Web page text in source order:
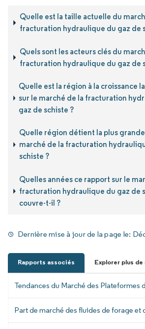
Quelle est la taille actuelle du
fracturation hydraulique du gaz de
Quels sont les acteurs clés du
fracturation hydraulique du gaz de
Quelle est la région à la croissance
sur le marché de la fracturation
gaz de schiste ?
Quelle région détient la plus
marché de la fracturation
schiste ?
Quelles années ce rapport sur le
fracturation hydraulique du gaz de
couvre-t-il ?
Dernière mise à jour de la page le:
Rapports associés Explorer plus
Tendances du Marché des Plateformes
Part de marché des fluides de forage et